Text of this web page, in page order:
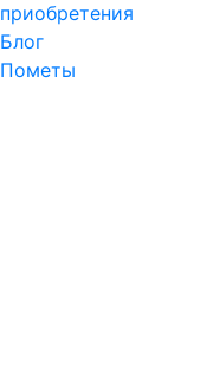
приобретения
Блог
Пометы